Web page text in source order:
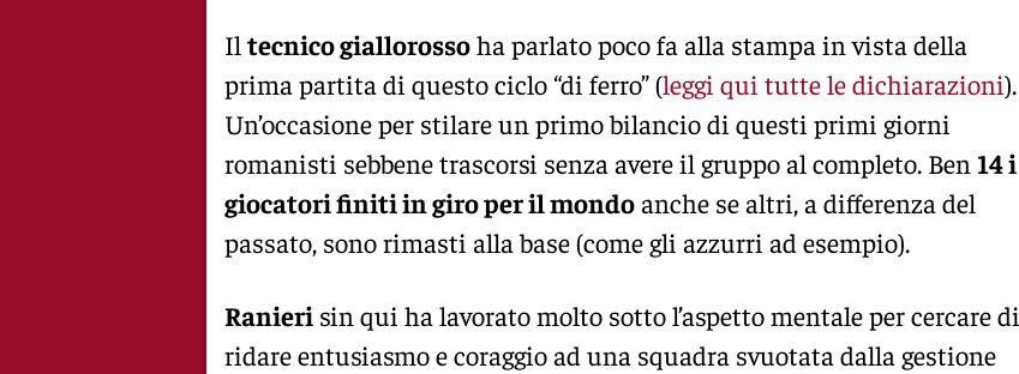
Il tecnico giallorossoha parlato poco fa alla stampa in vista della
prima partita di questo ciclo “di ferro” (leggi qui tutte le dichiarazioni).
Un’occasione per stilare un primo bilancio di questi primi giorni
romanisti sebbene trascorsi senza avere il gruppo al completo. Ben 14 i
giocatori finiti in giro per il mondoanche se altri, a differenza del
passato, sono rimasti alla base (come gli azzurri ad esempio).
Ranieri sin qui ha lavorato molto sotto l’aspetto mentale per cercare di
ridare entusiasmo e coraggio ad una squadra svuotata dalla gestione